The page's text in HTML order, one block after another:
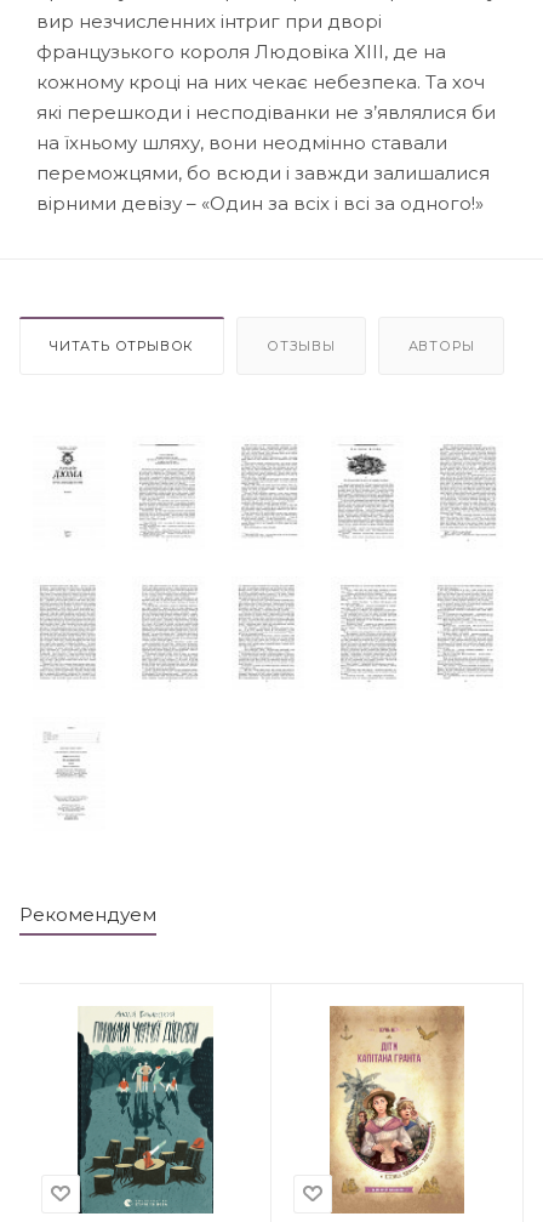
вир незчисленних інтриг при дворі
французького короля Людовіка ХІІІ, де на
кожному кроці на них чекає небезпека. Та хоч
які перешкоди і несподіванки не з’являлися би
на їхньому шляху, вони неодмінно ставали
переможцями, бо всюди і завжди залишалися
вірними девізу – «Один за всіх і всі за одного!»
ЧИТАТЬ ОТРЫВОК ОТЗЫВЫ АВТОРЫ
Рекомендуем